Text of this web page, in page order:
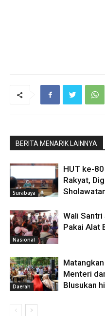
BERITA MENARIK LAINNYA
Surabaya
HUT ke-
Rakyat,
Nasional
Wali Santri
Pakai Alat
Daerah
Menteri
Blusukan